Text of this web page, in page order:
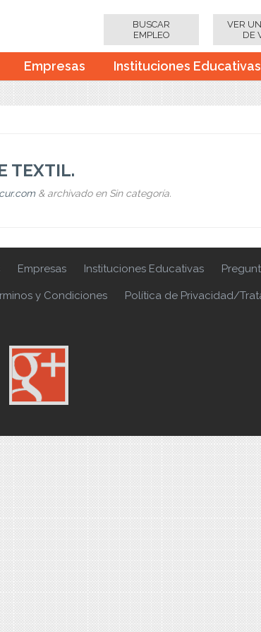
BUSCAR
EMPLEO
VER
DE
Empresas Instituciones Educativas
TEXTIL.
&archivado en Sin categoría.
Empresas Instituciones Educativas
y Condiciones Política de Privacidad/